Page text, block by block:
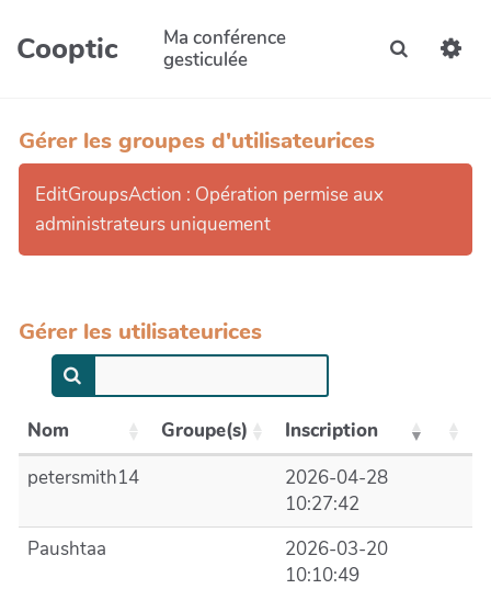
Aller au contenu principal
Cooptic
Ma conférence
gesticulée
Gérer les groupes d'utilisateurices
EditGroupsAction : Opération permise aux
administrateurs uniquement
Gérer les utilisateurices
Nom Groupe(s)
Inscription
petersmith14
2026-04-28
10:27:42
Paushtaa
2026-03-20
10:10:49